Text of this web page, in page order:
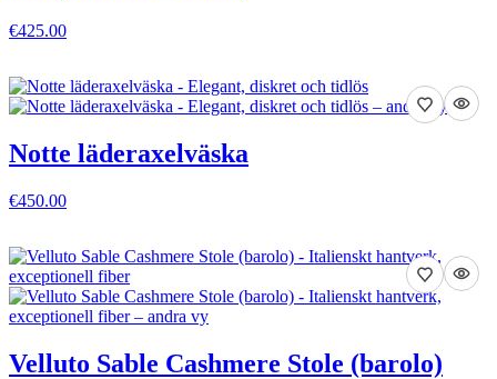
€425.00
Notte läderaxelväska
€450.00
Velluto Sable Cashmere Stole (barolo)